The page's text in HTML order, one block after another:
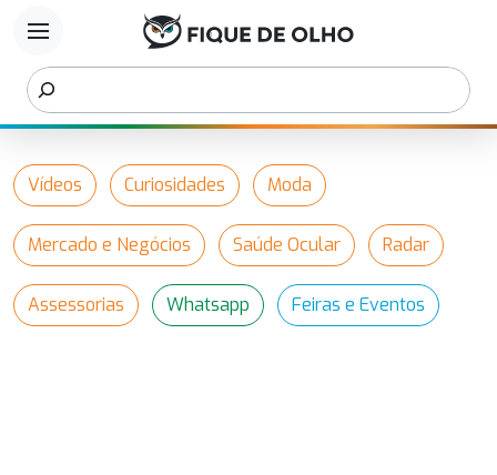
menu
Vídeos Curiosidades Moda
Mercado e Negócios Saúde Ocular Radar
Assessorias Whatsapp Feiras e Eventos